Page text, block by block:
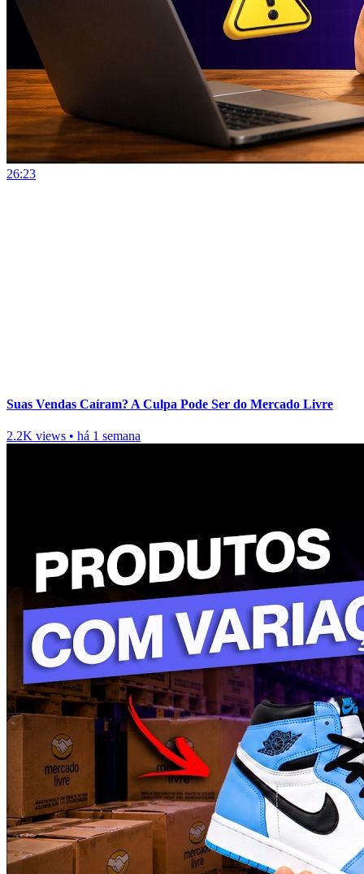
26:23
Suas Vendas Caíram? A Culpa Pode Ser do Mercado Livre
2.2K views • há 1 semana